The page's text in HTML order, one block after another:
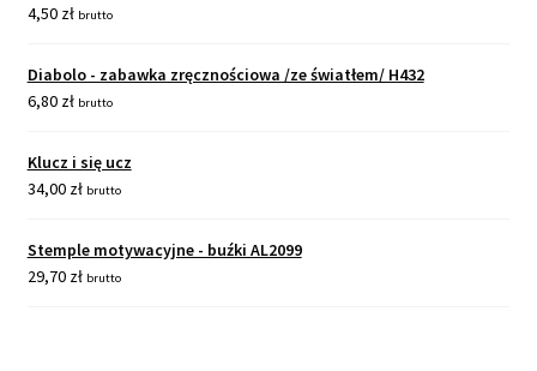
4,50 zł brutto
Diabolo - zabawka zręcznościowa /ze światłem/ H432
6,80 zł brutto
Klucz i się ucz
34,00 zł brutto
Stemple motywacyjne - buźki AL2099
29,70 zł brutto